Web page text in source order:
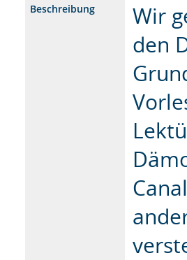
Beschreibung
Wir
den